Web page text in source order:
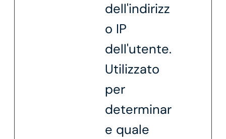
dell'indirizz
o IP
dell'utente.
Utilizzato
per
determinar
e quale